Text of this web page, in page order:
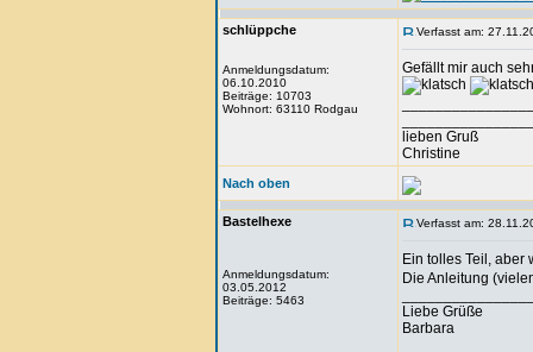
schlüppche
Anmeldungsdatum:
06.10.2010
Beiträge: 10703
Wohnort: 63110 Rodgau
Verfasst am:
Gefällt mir auch
lieben Gruß
Christine
Nach oben
Bastelhexe
Anmeldungsdatum:
03.05.2012
Beiträge: 5463
Verfasst am:
Ein tolles Teil, aber
Die Anleitung
Liebe Grüße
Barbara